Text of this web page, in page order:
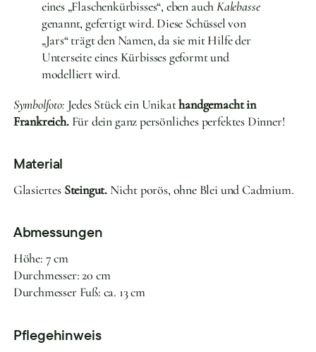
eines „Flaschenkürbisses“, eben auchKalebasse
genannt, gefertigt wird. Diese Schüssel von
„Jars“ trägt den Namen, da sie mit Hilfe der
Unterseite eines Kürbisses geformt und
modelliert wird.
Symbolfoto: Jedes Stück ein Unikathandgemacht in
Frankreich.Für dein ganz persönliches perfektes Dinner!
Material
Glasiertes Steingut. Nicht porös, ohne Blei und Cadmium.
Abmessungen
Höhe: 7 cm
Durchmesser: 20 cm
Durchmesser Fuß: ca. 13 cm
Pflegehinweis